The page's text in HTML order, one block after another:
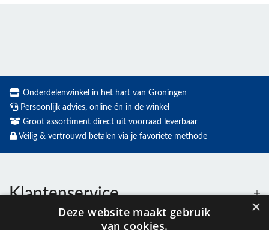
Onderdelenwinkel in het hart van Groningen
Persoonlijk advies, online én in de winkel
Groot assortiment direct uit voorraad leverbaar
Veilig & vertrouwd betalen via je favoriete methode
Klantenservice
×
Deze website maakt gebruik
van cookies.